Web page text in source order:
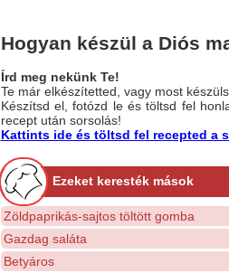
Hogyan készül a Diós
Írd meg nekünk Te!
Te már elkészítetted, vagy most
Készítsd el, fotózd le és töltsd fel
recept után sorsolás!
Kattints ide és töltsd fel recepted a
Ezeket keresték mások
Zöldpaprikás-sajtos töltött gomba
Gazdag saláta
Betyáros